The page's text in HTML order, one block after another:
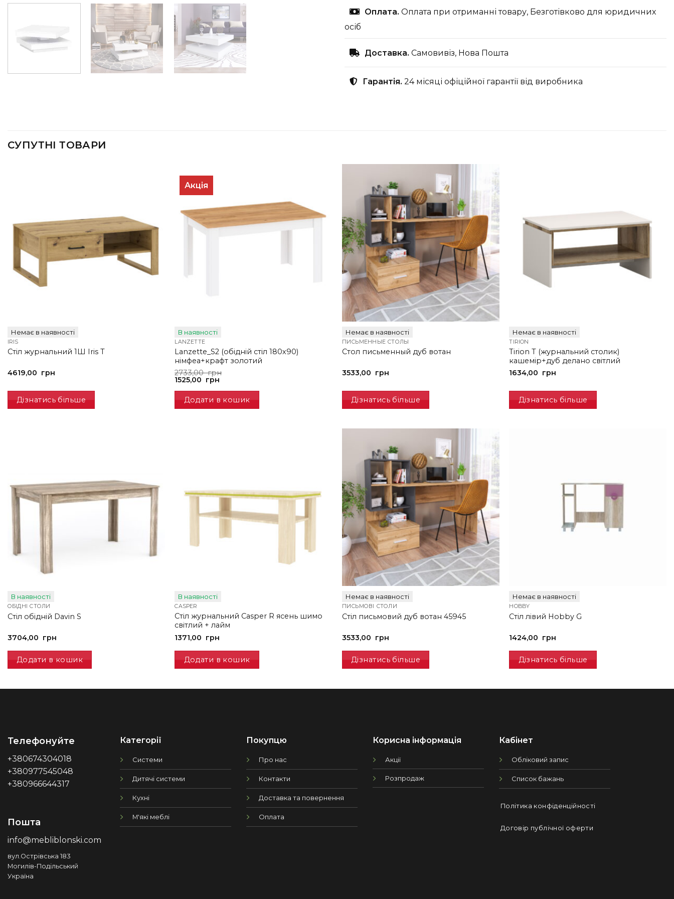
Оплата. Оплата при отриманні товару, Безготівково для юридичних
осіб
Доставка. Самовивіз, Нова Пошта
Гарантія. 24 місяці офіційної гарантії від виробника
СУПУТНІ ТОВАРИ
Немає в наявності
IRIS
Стіл журнальний 1Ш Iris T
4619,00 грн
Дізнатись більше
Акція
В наявності
LANZETTE
Lanzette_S2 (обідній стіл 180х90)
німфеа+крафт золотий
2733,00грн
Оригінальна
ціна:
2733,00
грн.
1525,00 грн
Поточна
ціна:
1525,00
грн.
Додати в кошик
Немає в наявності
ПИСЬМЕННЫЕ СТОЛЫ
Стол письменный дуб вотан
3533,00 грн
Дізнатись більше
Немає в наявності
TIRION
Tirion T (журнальний столик)
кашемір+дуб делано світлий
1634,00 грн
Дізнатись більше
В наявності
ОБІДНІ СТОЛИ
Стіл обідній Davin S
3704,00 грн
Додати в кошик
В наявності
CASPER
Стіл журнальний Casper R ясень шимо
світлий + лайм
1371,00 грн
Додати в кошик
Немає в наявності
ПИСЬМОВІ СТОЛИ
Стіл письмовий дуб вотан 45945
3533,00 грн
Дізнатись більше
Немає в наявності
HOBBY
Стіл лівий Hobby G
1424,00 грн
Дізнатись більше
Телефонуйте
+380674304018
+380977545048
+380966644317
Пошта
info@mebliblonski.com
вул.Острівська 183
Могилів-Подільський
Україна
Категорії
Системи
Дитячі системи
Кухні
М'які меблі
Покупцю
Про нас
Контакти
Доставка та повернення
Оплата
Корисна інформація
Акції
Розпродаж
Кабінет
Обліковий запис
Список бажань
Політика конфіденційності
Договір публічної оферти